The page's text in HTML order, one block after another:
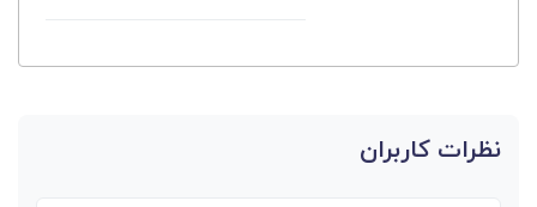
نظرات کاربران